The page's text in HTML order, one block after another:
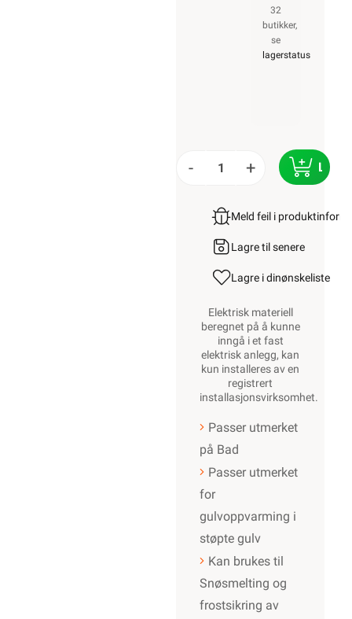
32
butikker,
se
lagerstatus
- +
Meld feil i
Lagre til senere
Lagre i dinønskeliste
Elektrisk materiell
beregnet på å kunne
inngå i et fast
elektrisk anlegg, kan
kun installeres av en
registrert
installasjonsvirksomhet.
Passer utmerket
på Bad
Passer utmerket
for
gulvoppvarming i
støpte gulv
Kan brukes til
Snøsmelting og
frostsikring av